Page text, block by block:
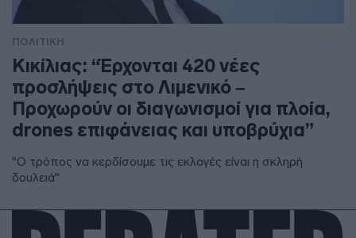
ΠΟΛΙΤΙΚΗ
Κικίλιας: “Έρχονται 420 νέες
προσλήψεις στο Λιμενικό –
Προχωρούν οι διαγωνισμοί για πλοία,
drones επιφάνειας και υποβρύχια”
"Ο τρόπος να κερδίσουμε τις εκλογές είναι η σκληρή
δουλειά"